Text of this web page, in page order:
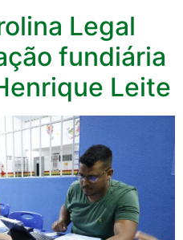
Legal
fundiária
Leite